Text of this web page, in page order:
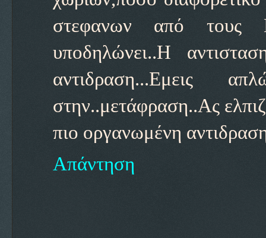
στεφανων από τους
υποδηλώνει..Η
αντιδραση...Εμεις
στην..μετάφραση..Ας
πιο οργανωμένη
Απάντηση